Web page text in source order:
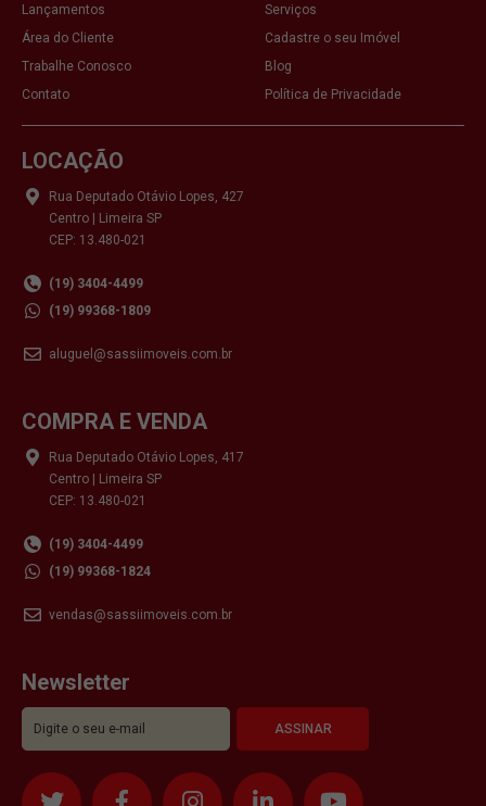
Lançamentos
Serviços
Área do Cliente
Cadastre o seu Imóvel
Trabalhe Conosco
Blog
Contato
Política de Privacidade
LOCAÇÃO
Rua Deputado Otávio Lopes, 427
Centro | Limeira SP
CEP: 13.480-021
(19) 3404-4499
(19) 99368-1809
aluguel@sassiimoveis.com.br
COMPRA E VENDA
Rua Deputado Otávio Lopes, 417
Centro | Limeira SP
CEP: 13.480-021
(19) 3404-4499
(19) 99368-1824
vendas@sassiimoveis.com.br
Newsletter